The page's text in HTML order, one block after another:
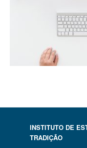
INSTITUTO DE
TRADIÇÃO